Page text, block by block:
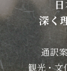
深く
通訳
観光・文